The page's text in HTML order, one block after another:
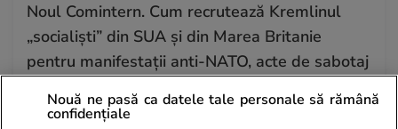
Noul Comintern. Cum recrutează Kremlinul
„socialiști” din SUA și din Marea Britanie
pentru manifestații anti-NATO, acte de sabotaj
Nouă ne pasă ca datele tale personale să rămână
confidențiale